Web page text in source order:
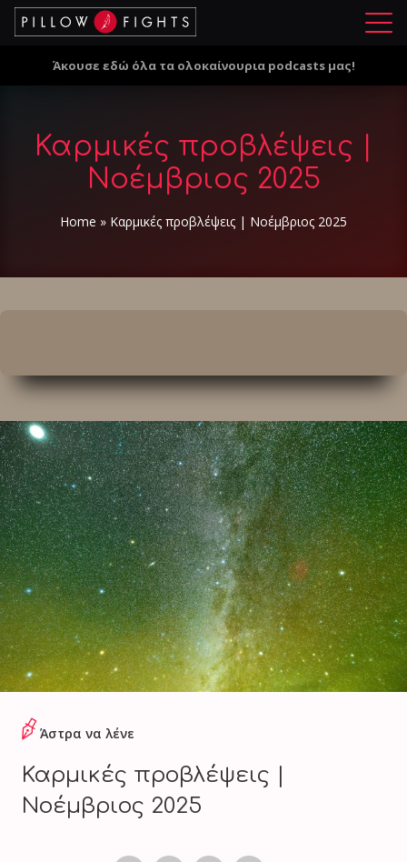
Μ
ο
Άκουσε εδώ όλα τα ολοκαίνουρια podcasts μας!
Καρμικές προβλέψεις |
Νοέμβριος 2025
Home » Καρμικές προβλέψεις | Νοέμβριος 2025
Άστρα να λένε
Καρμικές προβλέψεις |
Νοέμβριος 2025